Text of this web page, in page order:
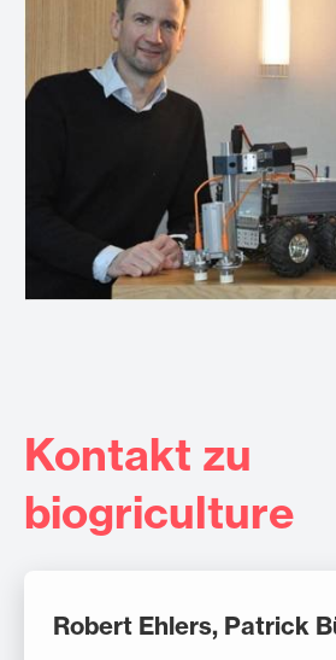
Kontakt zu
biogriculture
Robert Ehlers, Patrick